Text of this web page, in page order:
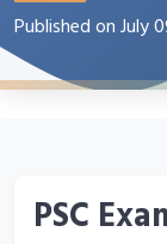
Published on July
PSC